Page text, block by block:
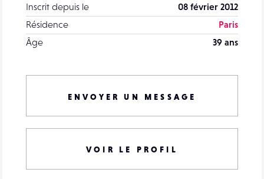
Inscrit depuis le
08 février 2012
Résidence
Paris
Âge
39 ans
ENVOYER UN MESSAGE
VOIR LE PROFIL